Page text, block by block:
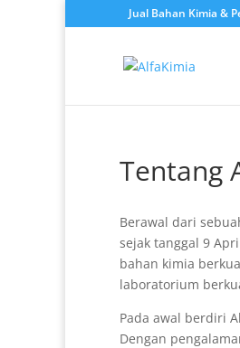
Jual Bahan Kimia &
Tentang
Berawal dari
sejak tanggal 9
bahan kimia
laboratorium
Pada awal berdiri
Dengan